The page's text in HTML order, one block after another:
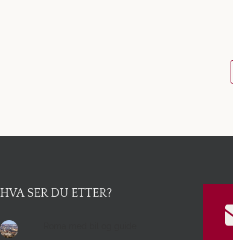
HVA SER DU ETTER?